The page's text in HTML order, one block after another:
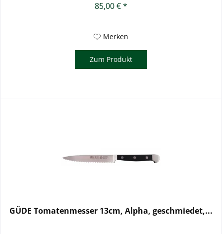
85,00 € *
Merken
Zum Produkt
GÜDE Tomatenmesser 13cm, Alpha, geschmiedet,...